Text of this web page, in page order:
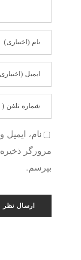
نام،
مرورگر
بپرسم.